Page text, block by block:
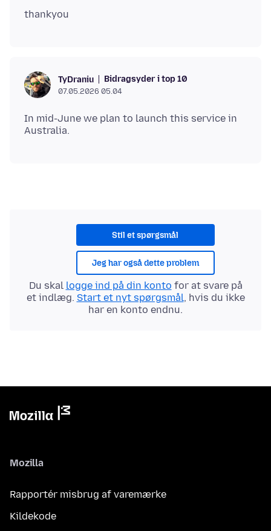
TyDraniu Bidragsyder i top 10
07.05.2026 05.04
In mid-June we plan to launch this service in
Stil et spørgsmål
Jeg har også dette problem
Du skal logge ind på din konto for at svare på
et indlæg. Start et nyt spørgsmål, hvis du ikke
har en konto endnu.
Mozilla
Rapportér misbrug af varemærke
Kildekode